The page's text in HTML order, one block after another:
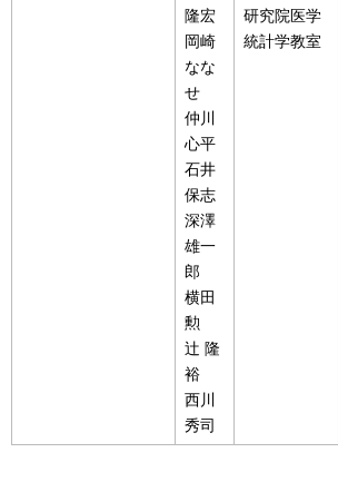
隆宏
岡崎
なな
せ
仲川
心平
石井
保志
深澤
雄一
郎
横田
勲
辻 隆
裕
西川
秀司
研究院医学
統計学教室